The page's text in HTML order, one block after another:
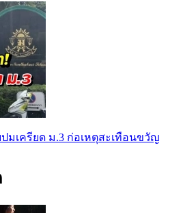
มเครียด ม.3 ก่อเหตุสะเทือนขวัญ